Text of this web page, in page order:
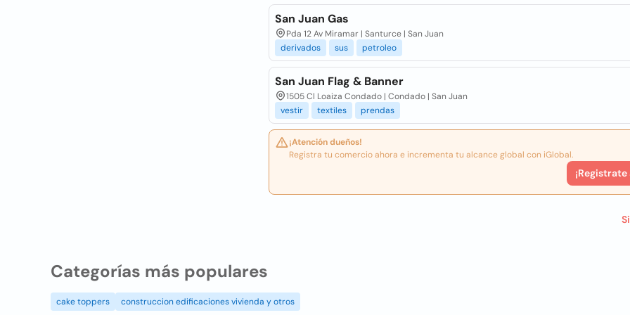
San Juan Gas
Pda 12 Av Miramar | Santurce | San Juan
derivados
sus petroleo
San Juan Flag & Banner
1505 Cl Loaiza Condado | Condado | San Juan
vestir
textiles prendas
¡Atención dueños!
Registra tu comercio ahora e incrementa tu alcance global con iGlobal.
¡Registrate
Categorías más populares
cake toppers construccion edificaciones vivienda y otros